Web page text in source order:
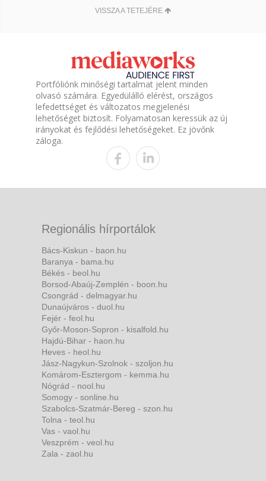
VISSZA A TETEJÉRE
Portfóliónk minőségi tartalmat jelent minden
olvasó számára. Egyedülálló elérést, országos
lefedettséget és változatos megjelenési
lehetőséget biztosít. Folyamatosan keressük az új
irányokat és fejlődési lehetőségeket. Ez jövőnk
záloga.
Regionális hírportálok
Bács-Kiskun - baon.hu
Baranya - bama.hu
Békés - beol.hu
Borsod-Abaúj-Zemplén - boon.hu
Csongrád - delmagyar.hu
Dunaújváros - duol.hu
Fejér - feol.hu
Győr-Moson-Sopron - kisalfold.hu
Hajdú-Bihar - haon.hu
Heves - heol.hu
Jász-Nagykun-Szolnok - szoljon.hu
Komárom-Esztergom - kemma.hu
Nógrád - nool.hu
Somogy - sonline.hu
Szabolcs-Szatmár-Bereg - szon.hu
Tolna - teol.hu
Vas - vaol.hu
Veszprém - veol.hu
Zala - zaol.hu